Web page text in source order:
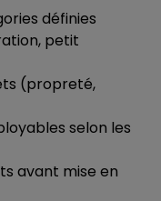
définies
petit
(propreté,
selon les
avant mise en